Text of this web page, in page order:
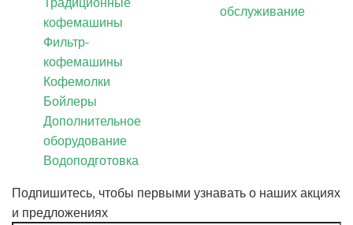
кофемашины
Фильтр-
кофемашины
Кофемолки
Бойлеры
Дополнительное
оборудование
Водоподготовка
обслуживание
Подпишитесь, чтобы первыми узнавать о наших акциях
и предложениях